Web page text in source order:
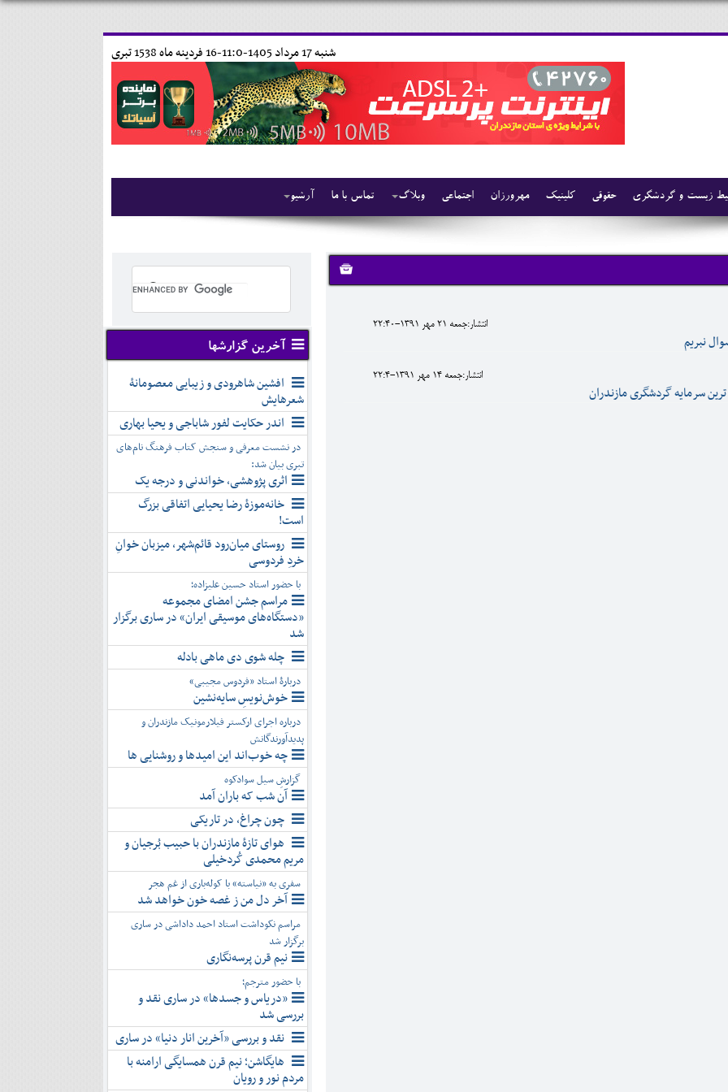
16 فردينه ماه 1538 تبری شنبه 17 مرداد 1405-11:0-
آرشیو تماس با ما وبلاگ اجتماعی مهرورزان کلینیک حقوقی زیست و گردشگری
انتشار:جمعه 21 مهر 1391-22:40
نبریم
انتشار:جمعه 14 مهر 1391-22:4
سرمایه گردشگری مازندران
آخرین گزارشها
افشین شاهرودی و زیبایی معصومانۀ
شعرهایش
اندر حکایت لفور شاباجی و یحیا بهاری
در نشست معرفی و سنجش کتاب فرهنگ نام‌های
تبری بیان شد:
اثری پژوهشی، خواندنی و درجه یک
خانه‌موزۀ رضا یحیایی اتفاقی بزرگ
است!
روستای میان‌رود قائم‌شهر، میزبان خوانِ
خردِ فردوسی
با حضور استاد حسین علیزاده؛
مراسم جشن امضای مجموعه
«دستگاه‌های موسیقی ایران» در ساری برگزار
شد
چله شوی دی ماهی بادله
دربارۀ استاد «فردوس مجیبی»
خوش‌نویسِ سایه‌نشین
درباره اجرای ارکستر فیلارمونیک مازندران و
پدیدآورندگانش
چه خوب‌اند این امیدها و روشنایی ها
گزارشِ سیل سوادکوه
آن شب که باران آمد
چون چراغ، در تاریکی
هوای تازۀ مازندران با حبیب بُرجیان و
مریم محمدی کُردخیلی
سفری به «نیاسته» با کوله‌باری از غم هجر
آخر دل من ز غصه خون خواهد شد
مراسم نکوداشت استاد احمد داداشی در ساری
برگزار شد
نیم قرن پرسه‌نگاری
با حضور مترجم؛
«دریاس و جسدها» در ساری نقد و
بررسی شد
نقد و بررسی «آخرین انار دنیا» در ساری
هایگاشن؛ نیم قرن همسایگی ارامنه با
مردم نور و رویان